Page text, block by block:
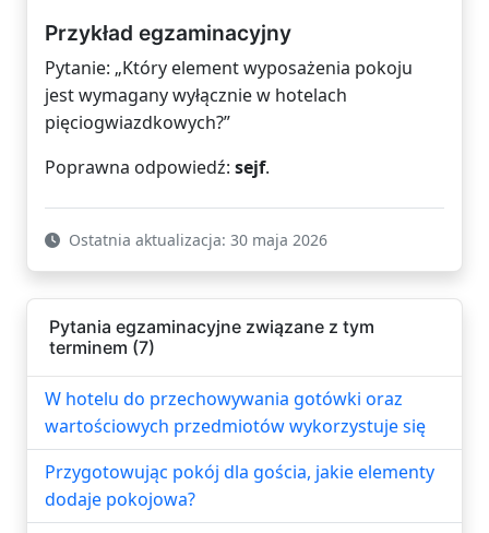
Przykład egzaminacyjny
Pytanie: „Który element wyposażenia pokoju
jest wymagany wyłącznie w hotelach
pięciogwiazdkowych?”
Poprawna odpowiedź: sejf.
Ostatnia aktualizacja: 30 maja 2026
Pytania egzaminacyjne związane z tym
terminem (7)
W hotelu do przechowywania gotówki oraz
wartościowych przedmiotów wykorzystuje się
Przygotowując pokój dla gościa, jakie elementy
dodaje pokojowa?